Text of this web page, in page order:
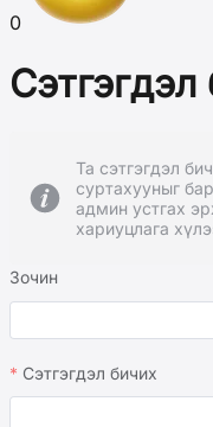
0
Сэтгэгдэл
Та сэтгэгдэл
суртахууныг
админ устгах
хариуцлага
Зочин
Сэтгэгдэл бичих